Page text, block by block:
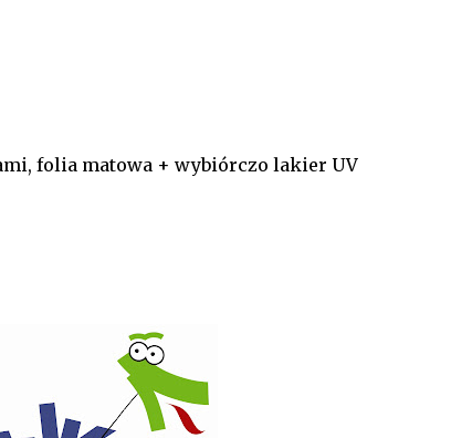
folia matowa + wybiórczo lakier UV